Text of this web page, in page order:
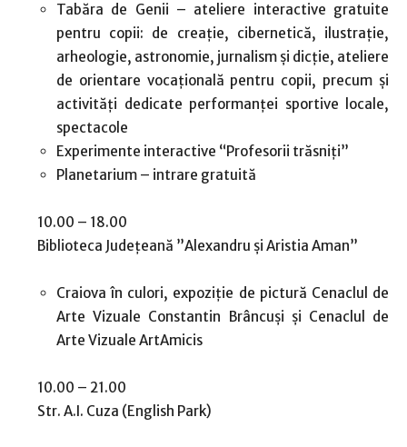
Tabăra de Genii – ateliere interactive gratuite
pentru copii: de creație, cibernetică, ilustrație,
arheologie, astronomie, jurnalism și dicție, ateliere
de orientare vocațională pentru copii, precum și
activități dedicate performanței sportive locale,
spectacole
Experimente interactive “Profesorii trăsniți”
Planetarium – intrare gratuită
10.00 – 18.00
Biblioteca Județeană ”Alexandru și Aristia Aman”
Craiova în culori, expoziție de pictură Cenaclul de
Arte Vizuale Constantin Brâncuși și Cenaclul de
Arte Vizuale ArtAmicis
10.00 – 21.00
Str. A.I. Cuza (English Park)